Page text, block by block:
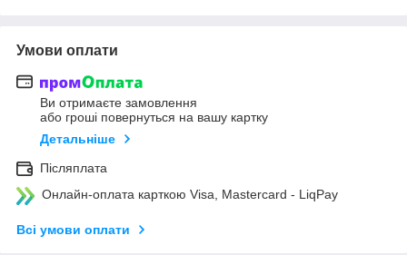
Умови оплати
Ви отримаєте замовлення
або гроші повернуться на вашу картку
Детальніше
Післяплата
Онлайн-оплата карткою Visa, Mastercard - LiqPay
Всі умови оплати